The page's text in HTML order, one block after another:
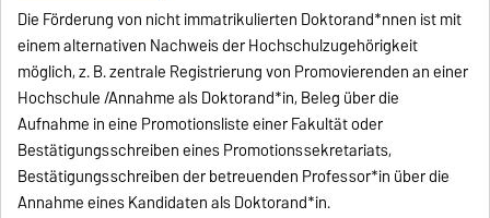
Die Förderung von nicht immatrikulierten Doktorand*nnen ist mit
einem alternativen Nachweis der Hochschulzugehörigkeit
möglich, z. B. zentrale Registrierung von Promovierenden an einer
Hochschule /Annahme als Doktorand*in, Beleg über die
Aufnahme in eine Promotionsliste einer Fakultät oder
Bestätigungsschreiben eines Promotionssekretariats,
Bestätigungsschreiben der betreuenden Professor*in über die
Annahme eines Kandidaten als Doktorand*in.